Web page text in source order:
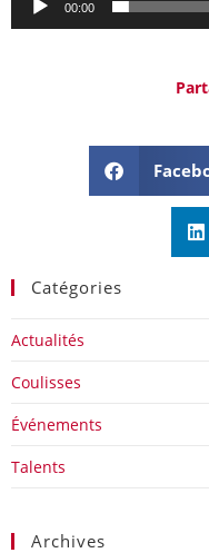
00:00
Catégories
Actualités
Coulisses
Événements
Talents
Archives